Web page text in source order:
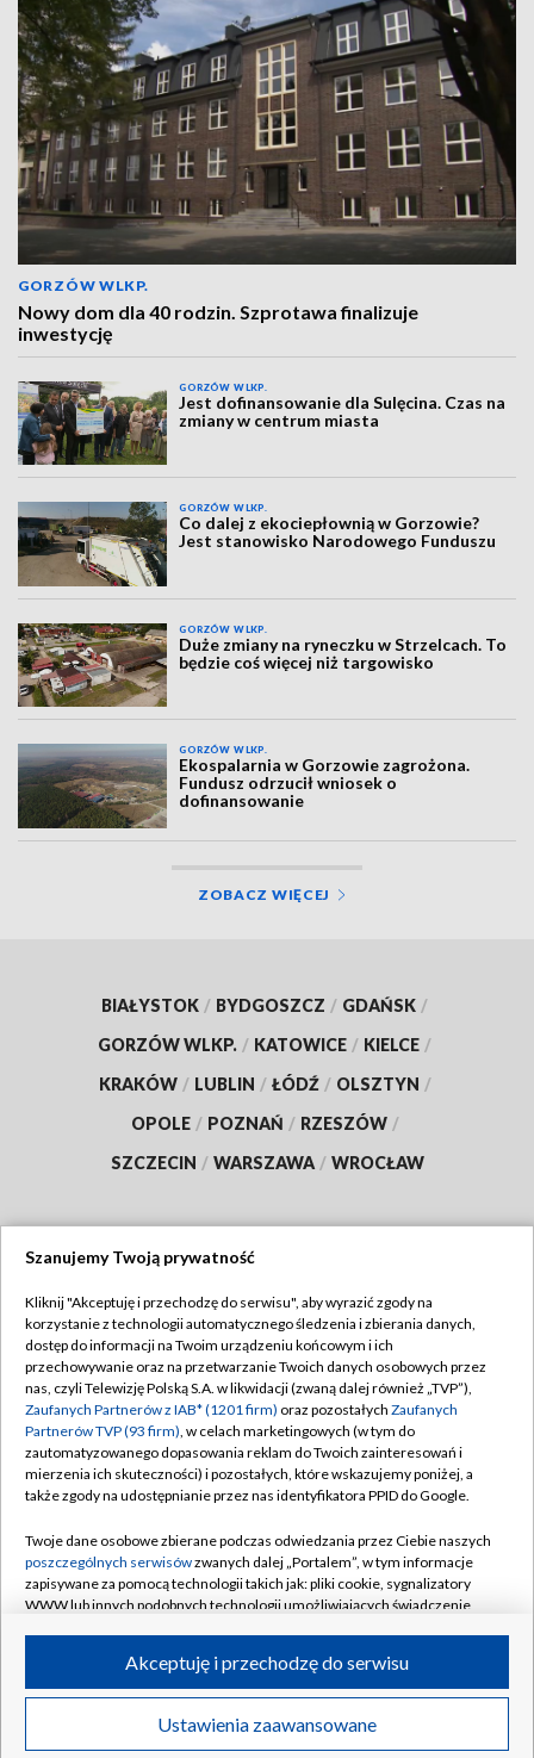
GORZÓW WLKP.
Nowy dom dla 40 rodzin. Szprotawa finalizuje
inwestycję
GORZÓW WLKP.
Jest dofinansowanie dla Sulęcina. Czas na
zmiany w centrum miasta
GORZÓW WLKP.
Co dalej z ekociepłownią w Gorzowie?
Jest stanowisko Narodowego Funduszu
GORZÓW WLKP.
Duże zmiany na ryneczku w Strzelcach. To
będzie coś więcej niż targowisko
GORZÓW WLKP.
Ekospalarnia w Gorzowie zagrożona.
Fundusz odrzucił wniosek o
dofinansowanie
ZOBACZ WIĘCEJ
BIAŁYSTOK / BYDGOSZCZ / GDAŃSK /
GORZÓW WLKP. / KATOWICE / KIELCE /
KRAKÓW / LUBLIN / ŁÓDŹ / OLSZTYN /
OPOLE / POZNAŃ / RZESZÓW /
SZCZECIN / WARSZAWA / WROCŁAW
TVP
Abonament TVP
Emisja w TVP
Centrum informacji TVP
Naziemna Telewizja Cyfrowa
Rada Programowa
System NOS
Informacje o nadawcy
Program dla prasy
Ogłoszenie przetargowe
Regulamin TVP
Polityka prywatności
Moje zgody
Pomoc
Kontakt
Kanały
©2026 Telewizja Polska S.A. w likwidacji
Szanujemy Twoją prywatność
Kliknij "Akceptuję i przechodzę do serwisu", aby wyrazić zgody na
korzystanie z technologii automatycznego śledzenia i zbierania danych,
dostęp do informacji na Twoim urządzeniu końcowym i ich
przechowywanie oraz na przetwarzanie Twoich danych osobowych przez
nas, czyli Telewizję Polską S.A. w likwidacji (zwaną dalej również „TVP”),
Zaufanych Partnerów z IAB* (1201 firm) oraz pozostałych Zaufanych
Partnerów TVP (93 firm), w celach marketingowych (w tym do
zautomatyzowanego dopasowania reklam do Twoich zainteresowań i
mierzenia ich skuteczności) i pozostałych, które wskazujemy poniżej, a
także zgody na udostępnianie przez nas identyfikatora PPID do Google.
Twoje dane osobowe zbierane podczas odwiedzania przez Ciebie naszych
poszczególnych serwisówzwanych dalej „Portalem”, w tym informacje
zapisywane za pomocą technologii takich jak: pliki cookie, sygnalizatory
WWW lub innych podobnych technologii umożliwiających świadczenie
ruchu w Internecie.
Twoje dane osobowe zbierane podczas odwiedzania przez Ciebie
poszczególnych serwisówna Portalu, takie jak adresy IP, identyfikatory
Ustawienia zaawansowane
Akceptuję i przechodzę do serwisu